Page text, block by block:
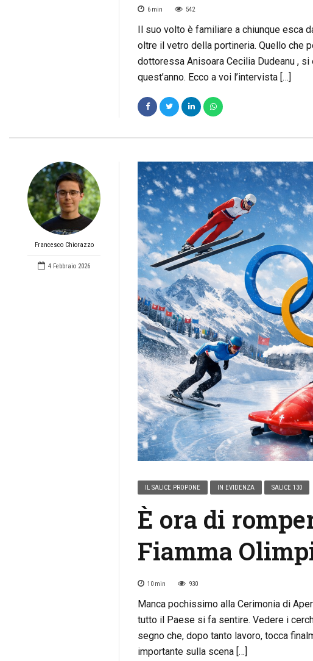
6 min 542
Il suo volto è familiare a chiunque esca
oltre il vetro della portineria. Quello che
dottoressa Anisoara Cecilia Dudeanu ,
quest’anno. Ecco a voi l’intervista […]
Francesco Chiorazzo
4 Febbraio 2026
IL SALICE PROPONE IN EVIDENZA SALICE 130
È ora di
Fiamma
10 min 930
Manca pochissimo alla Cerimonia di
tutto il Paese si fa sentire. Vedere i
segno che, dopo tanto lavoro, tocca
importante sulla scena […]